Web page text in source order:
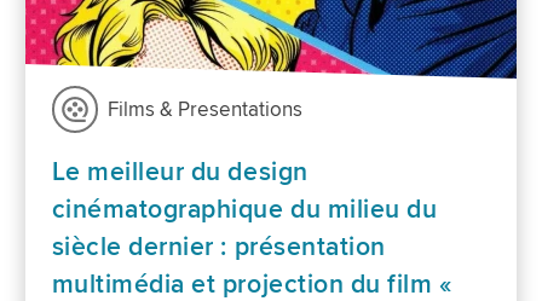
Films & Presentations
Le meilleur du design
cinématographique du milieu du
siècle dernier : présentation
multimédia et projection du film «